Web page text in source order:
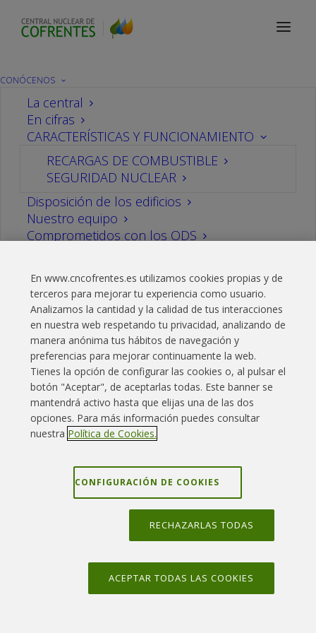
CONÓCENOS
La central
En cifras
CARACTERÍSTICAS Y FUNCIONAMIENTO
RECARGAS DE COMBUSTIBLE
SEGURIDAD NUCLEAR
Disposición de los edificios
Nuestro equipo
Comprometidos con los ODS
SALA DE COMUNICACIÓN
Noticias
Informe trimestral
Notificaciones al CSN
Notas de prensa
Multimedia
Declaración Ambiental Anual
La central y el agua
La central y el aire
Protección radiológica
VISITAS AL CENTRO DE INFORMACIÓN
Solicitud de visitas
Situación y accesos
Comunicado CSN
09/09/2021
09/09/2021 | EN2021 ,NOTIFICACIONESCSN | PORCN COFRENTES
> 09/09/2021Comunicado al Consejo de
Seguridad Nuclear [PDF]
Enlaces interés Contacto Aviso legal
Política Cookies Política privacidad Mapa web
Grupo Iberdrola Canal denuncias
Iberdrola, S.A. Reservados todos los derechos.
En www.cncofrentes.es utilizamos cookies propias y de
terceros para mejorar tu experiencia como usuario.
Analizamos la cantidad y la calidad de tus interacciones
en nuestra web respetando tu privacidad, analizando de
manera anónima tus hábitos de navegación y
preferencias para mejorar continuamente la web.
Tienes la opción de configurar las cookies o, al pulsar el
botón "Aceptar", de aceptarlas todas. Este banner se
mantendrá activo hasta que elijas una de las dos
opciones. Para más información puedes consultar
nuestra Política de Cookies.
CONFIGURACIÓN DE COOKIES
RECHAZARLAS TODAS
ACEPTAR TODAS LAS COOKIES